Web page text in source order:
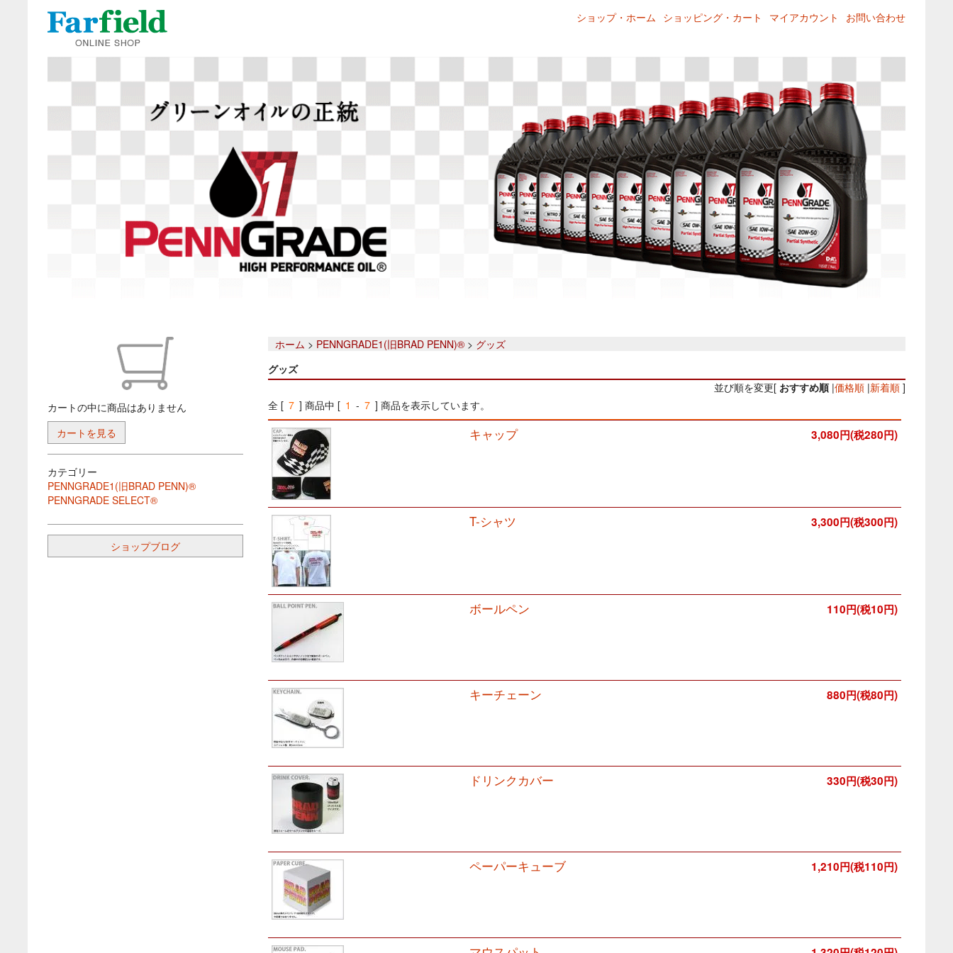
ショップ・ホーム ショッピング・カート マイアカウント お問い合わせ
カートの中に商品はありません
カートを見る
カテゴリー
PENNGRADE1(旧BRAD PENN)®
PENNGRADE SELECT®
ショップブログ
ホーム > PENNGRADE1(旧BRAD PENN)® > グッズ
グッズ
並び順を変更[ おすすめ順|価格順|新着順]
全 [ 7 ] 商品中 [ 1 - 7 ] 商品を表示しています。
3,080円(税280円)
キャップ
3,300円(税300円)
T-シャツ
110円(税10円)
ボールペン
880円(税80円)
キーチェーン
330円(税30円)
ドリンクカバー
1,210円(税110円)
ペーパーキューブ